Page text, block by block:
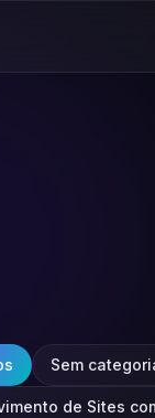
Sem
de Sites